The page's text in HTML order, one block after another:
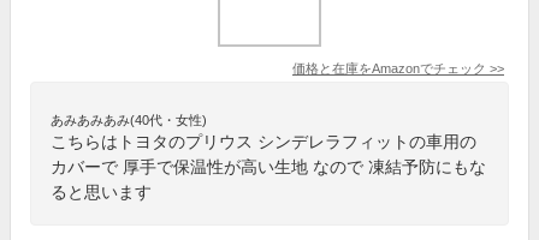
価格と在庫をAmazonでチェック >>
あみあみあみ(40代・女性)
こちらはトヨタのプリウス シンデレラフィットの車用の
カバーで 厚手で保温性が高い生地 なので 凍結予防にもな
ると思います